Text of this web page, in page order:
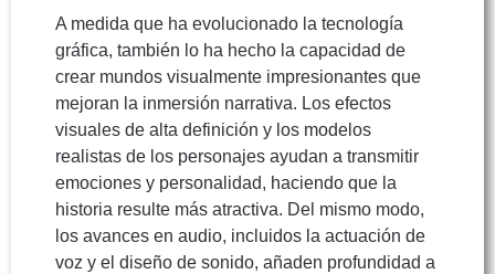
A medida que ha evolucionado la tecnología
gráfica, también lo ha hecho la capacidad de
crear mundos visualmente impresionantes que
mejoran la inmersión narrativa. Los efectos
visuales de alta definición y los modelos
realistas de los personajes ayudan a transmitir
emociones y personalidad, haciendo que la
historia resulte más atractiva. Del mismo modo,
los avances en audio, incluidos la actuación de
voz y el diseño de sonido, añaden profundidad a